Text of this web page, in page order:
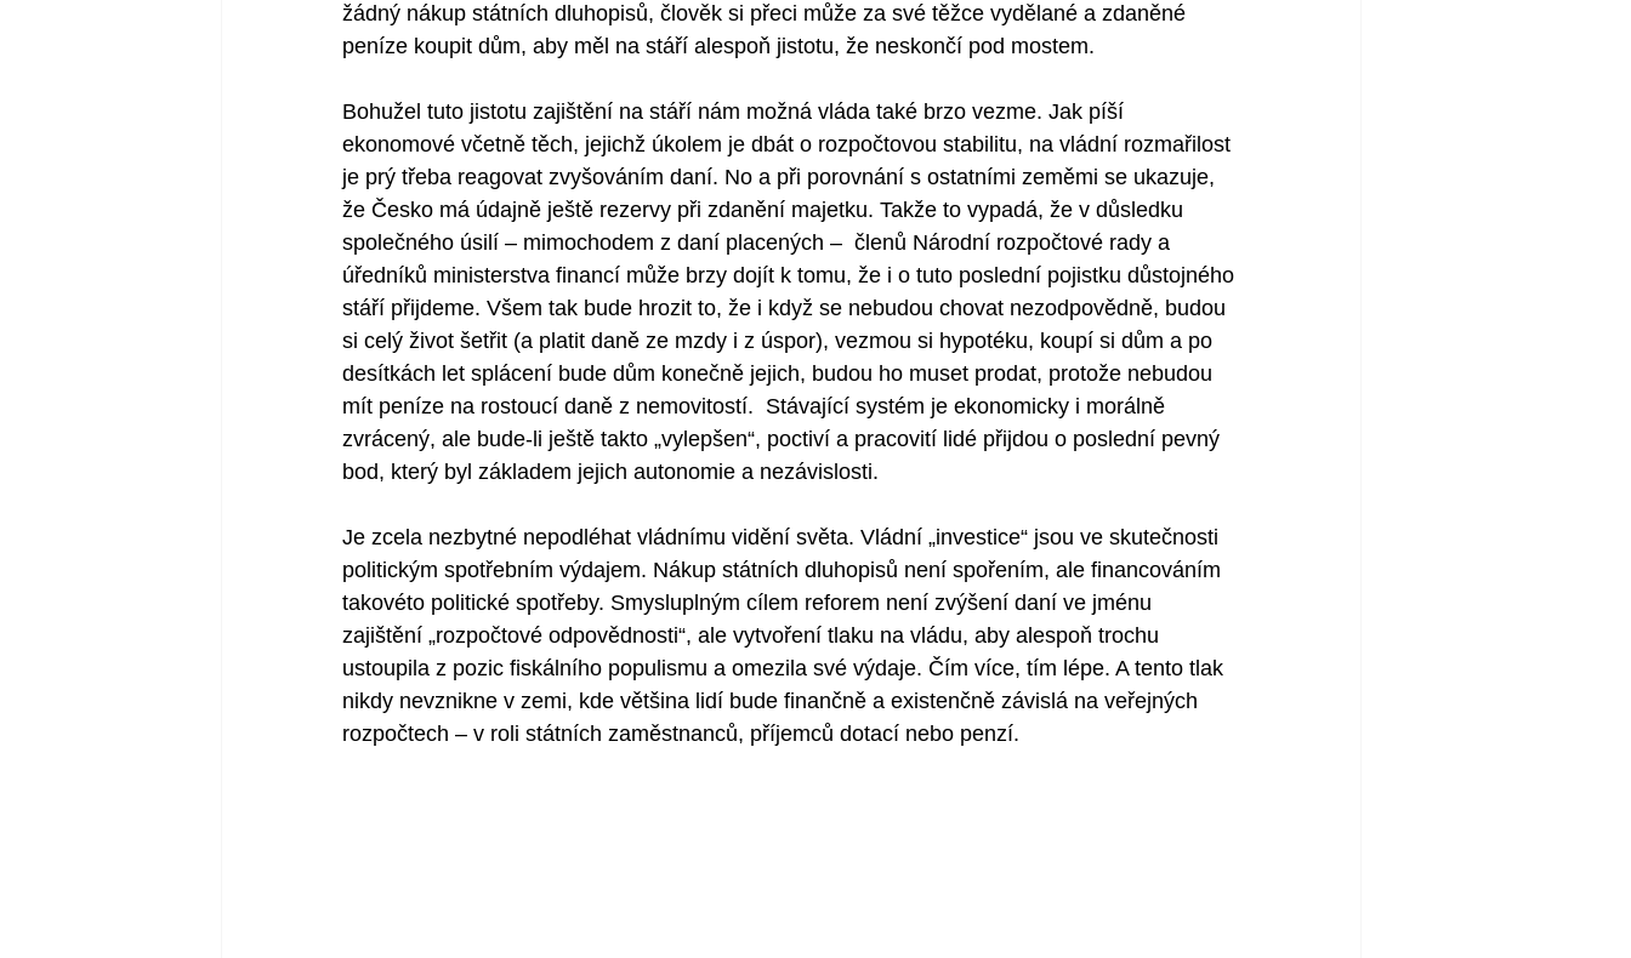
žádný nákup státních dluhopisů, člověk si přeci může za své těžce vydělané a zdaněné
peníze koupit dům, aby měl na stáří alespoň jistotu, že neskončí pod mostem.
Bohužel tuto jistotu zajištění na stáří nám možná vláda také brzo vezme. Jak píší
ekonomové včetně těch, jejichž úkolem je dbát o rozpočtovou stabilitu, na vládní rozmařilost
je prý třeba reagovat zvyšováním daní. No a při porovnání s ostatními zeměmi se ukazuje,
že Česko má údajně ještě rezervy při zdanění majetku. Takže to vypadá, že v důsledku
společného úsilí – mimochodem z daní placených –  členů Národní rozpočtové rady a
úředníků ministerstva financí může brzy dojít k tomu, že i o tuto poslední pojistku důstojného
stáří přijdeme. Všem tak bude hrozit to, že i když se nebudou chovat nezodpovědně, budou
si celý život šetřit (a platit daně ze mzdy i z úspor), vezmou si hypotéku, koupí si dům a po
desítkách let splácení bude dům konečně jejich, budou ho muset prodat, protože nebudou
mít peníze na rostoucí daně z nemovitostí.  Stávající systém je ekonomicky i morálně
zvrácený, ale bude-li ještě takto „vylepšen“, poctiví a pracovití lidé přijdou o poslední pevný
bod, který byl základem jejich autonomie a nezávislosti.
Je zcela nezbytné nepodléhat vládnímu vidění světa. Vládní „investice“ jsou ve skutečnosti
politickým spotřebním výdajem. Nákup státních dluhopisů není spořením, ale financováním
takovéto politické spotřeby. Smysluplným cílem reforem není zvýšení daní ve jménu
zajištění „rozpočtové odpovědnosti“, ale vytvoření tlaku na vládu, aby alespoň trochu
ustoupila z pozic fiskálního populismu a omezila své výdaje. Čím více, tím lépe. A tento tlak
nikdy nevznikne v zemi, kde většina lidí bude finančně a existenčně závislá na veřejných
rozpočtech – v roli státních zaměstnanců, příjemců dotací nebo penzí.